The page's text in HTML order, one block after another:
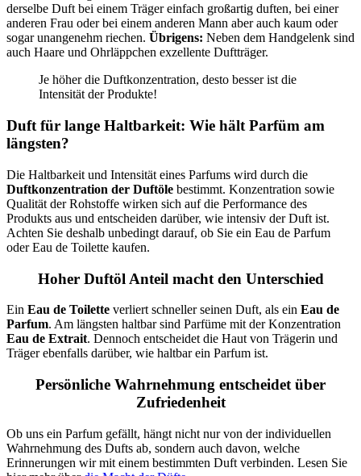
derselbe Duft bei einem Träger einfach großartig duften, bei einer
anderen Frau oder bei einem anderen Mann aber auch kaum oder
sogar unangenehm riechen. Übrigens: Neben dem Handgelenk sind
auch Haare und Ohrläppchen exzellente Duftträger.
Je höher die Duftkonzentration, desto besser ist die
Intensität der Produkte!
Duft für lange Haltbarkeit: Wie hält Parfüm am
längsten?
Die Haltbarkeit und Intensität eines Parfums wird durch die
Duftkonzentration der Duftöle bestimmt. Konzentration sowie
Qualität der Rohstoffe wirken sich auf die Performance des
Produkts aus und entscheiden darüber, wie intensiv der Duft ist.
Achten Sie deshalb unbedingt darauf, ob Sie ein Eau de Parfum
oder Eau de Toilette kaufen.
Hoher Duftöl Anteil macht den Unterschied
Ein Eau de Toilette verliert schneller seinen Duft, als ein Eau de
Parfum. Am längsten haltbar sind Parfüme mit der Konzentration
Eau de Extrait. Dennoch entscheidet die Haut von Trägerin und
Träger ebenfalls darüber, wie haltbar ein Parfum ist.
Persönliche Wahrnehmung entscheidet über
Zufriedenheit
Ob uns ein Parfum gefällt, hängt nicht nur von der individuellen
Wahrnehmung des Dufts ab, sondern auch davon, welche
Erinnerungen wir mit einem bestimmten Duft verbinden. Lesen Sie